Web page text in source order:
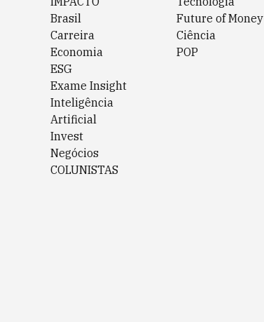
Brasil
Carreira
Economia
ESG
Exame Insight
Inteligência
Artificial
Invest
Negócios
COLUNISTAS
Future of Money
Ciência
POP